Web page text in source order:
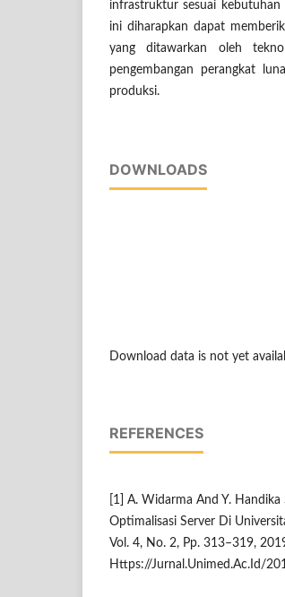
infrastruktur sesuai
ini diharapkan dapat
yang ditawarkan oleh
pengembangan perangkat
produksi.
DOWNLOADS
Download data is not yet
REFERENCES
[1] A. Widarma And Y. Handika
Optimalisasi Server Di
Vol. 4, No. 2, Pp. 313–319,
Https://Jurnal.Unimed.Ac.Id/